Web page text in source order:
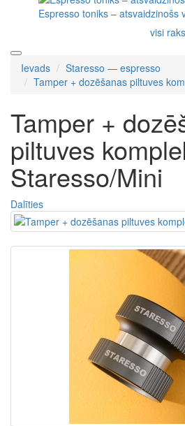
Espresso toniks – atsvaidzinošs
visi
Ievads
Staresso — espresso
Tamper + dozēšanas piltuves
Tamper +
piltuves
Staresso/Mini
Dalīties